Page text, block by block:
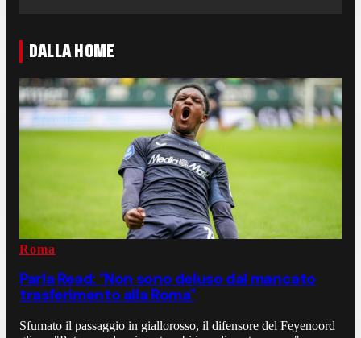
DALLA HOME
Roma
Parla Read: "Non sono deluso dal mancato
trasferimento alla Roma"
Sfumato il passaggio in giallorosso, il difensore del Feyenoord